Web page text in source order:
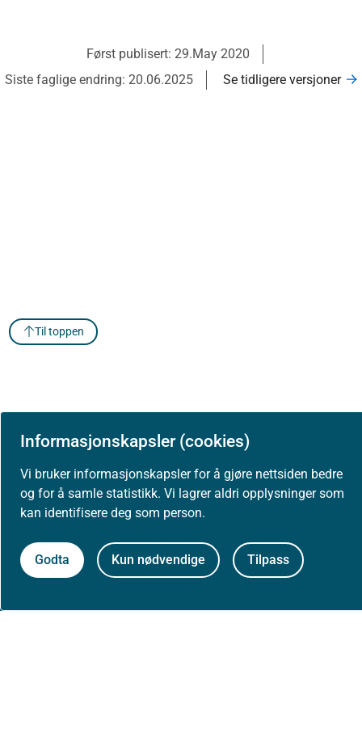
Informasjonskapsler (cookies)
Vi bruker informasjonskapsler for å gjøre nettsiden bedre
og for å samle statistikk. Vi lagrer aldri opplysninger som
kan identifisere deg som person.
Godta Kun nødvendige Tilpass
Først publisert: 29.May 2020
Siste faglige endring: 20.06.2025
Se tidligere versjoner
Til toppen
Om oss
Jobbe hos oss